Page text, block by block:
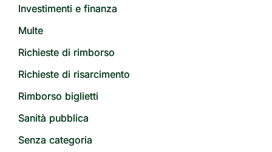
Investimenti e finanza
Multe
Richieste di rimborso
Richieste di risarcimento
Rimborso biglietti
Sanità pubblica
Senza categoria